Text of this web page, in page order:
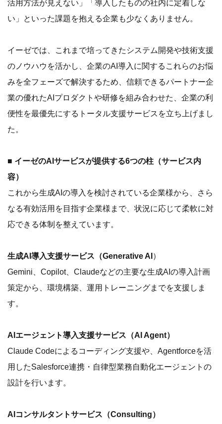
活用方法が見えない」「導入したものの社内に定着しな
い」といった課題を抱える企業も少なくありません。
イーゼでは、これまで培ってきたシステム開発や技術支援
のノウハウを活かし、企業のAI導入に関するこれらのお悩
みを全フェーズで解決するため、信頼できるパートナー企
業の優れたAIプロダクトや研修を組み合わせた、企業の利
便性を最優先にするトータル支援サービスを立ち上げまし
た。
■ イーゼのAIサービスが提供する6つの柱（サービス内
容）
これから生成AIの導入を検討されている企業様から、さら
なる有効活用を目指す企業様まで、状況に応じて柔軟に対
応できる体制を整えています。
生成AI導入支援サービス（Generative AI ）
Gemini、Copilot、Claudeなどの主要な生成AIの導入計画
策定から、環境構築、運用トレーニングまでを支援しま
す。
AIエージェント導入支援サービス（AI Agent）
Claude Codeによるコーディング支援や、Agentforceを活
用したSalesforce連携・自律型業務自動化エージェントの
設計を行います。
AIコンサルタントサービス（Consulting）